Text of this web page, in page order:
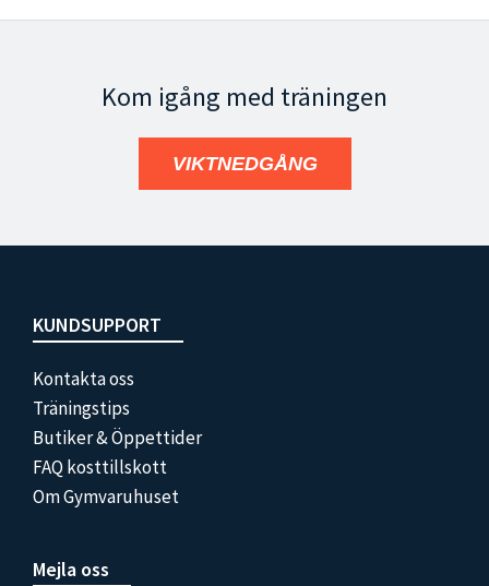
Kom igång med träningen
VIKTNEDGÅNG
Footer
KUNDSUPPORT
Kontakta oss
Träningstips
Butiker & Öppettider
FAQ kosttillskott
Om Gymvaruhuset
Mejla oss